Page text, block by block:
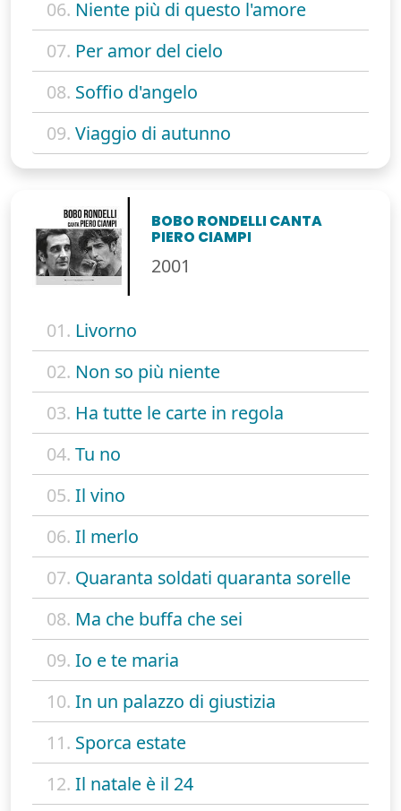
06. Niente più di questo l'amore
07. Per amor del cielo
08. Soffio d'angelo
09. Viaggio di autunno
BOBO RONDELLI CANTA
PIERO CIAMPI
2001
01. Livorno
02. Non so più niente
03. Ha tutte le carte in regola
04. Tu no
05. Il vino
06. Il merlo
07. Quaranta soldati quaranta sorelle
08. Ma che buffa che sei
09. Io e te maria
10. In un palazzo di giustizia
11. Sporca estate
12. Il natale è il 24